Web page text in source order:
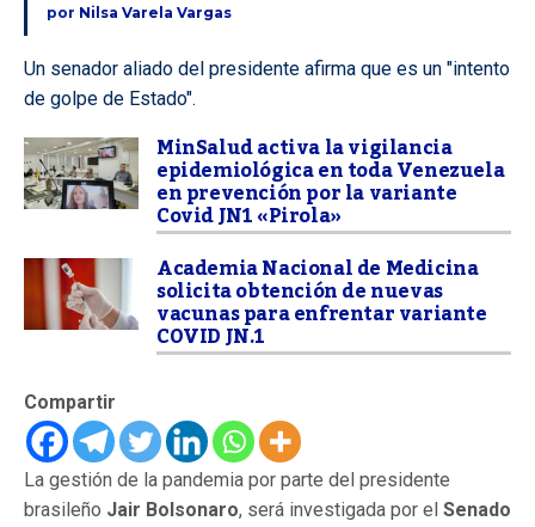
por Nilsa Varela Vargas
Un senador aliado del presidente afirma que es un "intento
de golpe de Estado".
MinSalud activa la vigilancia
epidemiológica en toda Venezuela
en prevención por la variante
Covid JN1 «Pirola»
Academia Nacional de Medicina
solicita obtención de nuevas
vacunas para enfrentar variante
COVID JN.1
Compartir
La gestión de la pandemia por parte del presidente
brasileño Jair Bolsonaro, será investigada por el Senado